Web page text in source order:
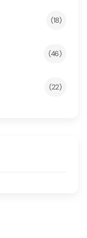
(18)
(46)
(22)